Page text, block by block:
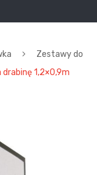
Zestawy do
1,2×0,9m